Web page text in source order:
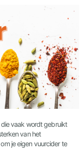
vaak wordt gebruikt
van het
je eigen vuurcider te